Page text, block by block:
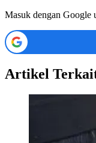
Masuk dengan Google
Artikel